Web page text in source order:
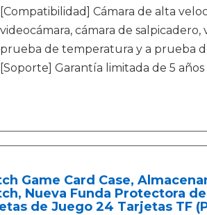
[Compatibilidad] Cámara de alta
videocámara, cámara de
prueba de temperatura y a prueba
[Soporte] Garantía limitada de 5 años
Game Card Case,
Nueva Funda Protectora
de Juego 24 Tarjetas TF